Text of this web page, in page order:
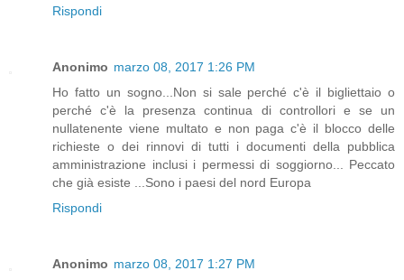
Rispondi
Anonimo marzo 08, 2017 1:26 PM
Ho fatto un sogno...Non si sale perché c'è il bigliettaio o
perché c'è la presenza continua di controllori e se un
nullatenente viene multato e non paga c'è il blocco delle
richieste o dei rinnovi di tutti i documenti della pubblica
amministrazione inclusi i permessi di soggiorno... Peccato
che già esiste ...Sono i paesi del nord Europa
Rispondi
Anonimo marzo 08, 2017 1:27 PM